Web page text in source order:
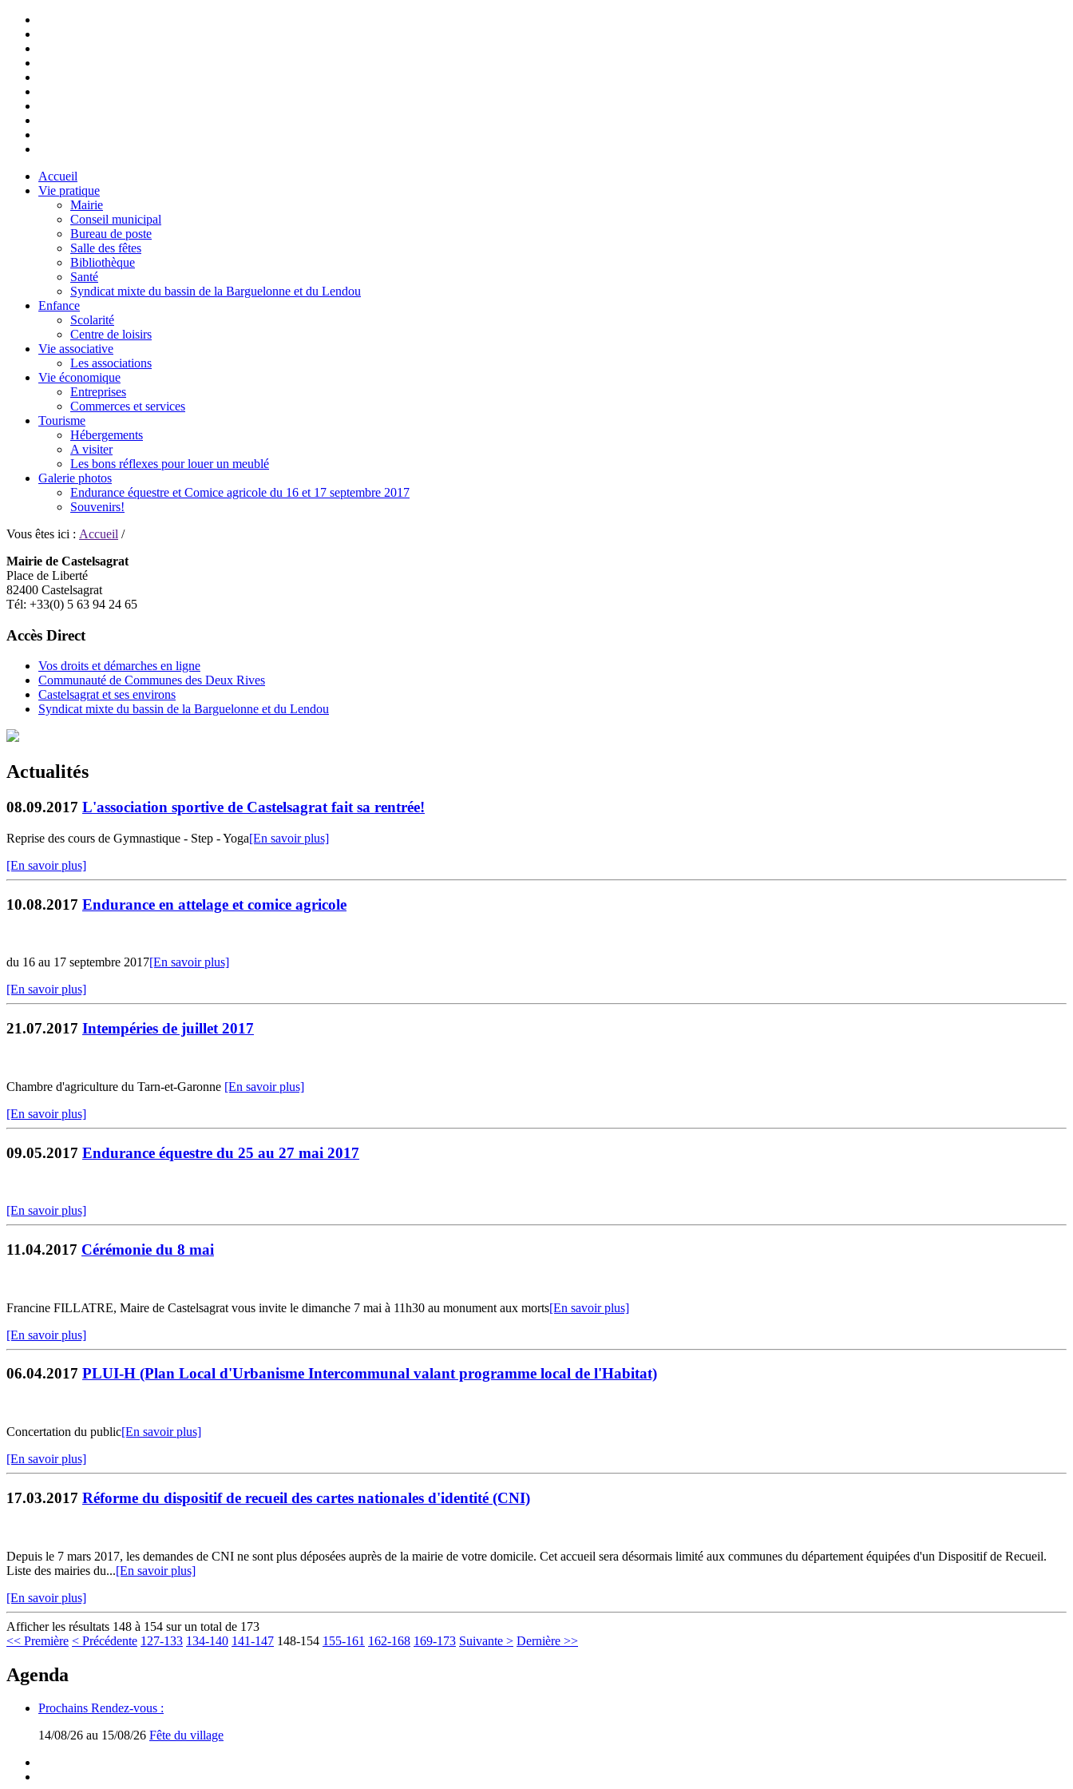
Accueil
Vie pratique
Mairie
Conseil municipal
Bureau de poste
Salle des fêtes
Bibliothèque
Santé
Syndicat mixte du bassin de la Barguelonne et du Lendou
Enfance
Scolarité
Centre de loisirs
Vie associative
Les associations
Vie économique
Entreprises
Commerces et services
Tourisme
Hébergements
A visiter
Les bons réflexes pour louer un meublé
Galerie photos
Endurance équestre et Comice agricole du 16 et 17 septembre 2017
Souvenirs!
Vous êtes ici : Accueil /
Mairie de Castelsagrat
Place de Liberté
82400 Castelsagrat
Tél: +33(0) 5 63 94 24 65
Accès Direct
Vos droits et démarches en ligne
Communauté de Communes des Deux Rives
Castelsagrat et ses environs
Syndicat mixte du bassin de la Barguelonne et du Lendou
Actualités
08.09.2017 L'association sportive de Castelsagrat fait sa rentrée!
Reprise des cours de Gymnastique - Step - Yoga[En savoir plus]
[En savoir plus]
10.08.2017 Endurance en attelage et comice agricole
du 16 au 17 septembre 2017[En savoir plus]
[En savoir plus]
21.07.2017 Intempéries de juillet 2017
Chambre d'agriculture du Tarn-et-Garonne [En savoir plus]
[En savoir plus]
09.05.2017 Endurance équestre du 25 au 27 mai 2017
[En savoir plus]
11.04.2017 Cérémonie du 8 mai
Francine FILLATRE, Maire de Castelsagrat vous invite le dimanche 7 mai à 11h30 au monument aux morts[En savoir plus]
[En savoir plus]
06.04.2017 PLUI-H (Plan Local d'Urbanisme Intercommunal valant programme local de l'Habitat)
Concertation du public[En savoir plus]
[En savoir plus]
17.03.2017 Réforme du dispositif de recueil des cartes nationales d'identité (CNI)
Depuis le 7 mars 2017, les demandes de CNI ne sont plus déposées auprès de la mairie de votre domicile. Cet accueil sera désormais limité aux communes du département équipées d'un Dispositif de Recueil.
Liste des mairies du...[En savoir plus]
[En savoir plus]
Afficher les résultats 148 à 154 sur un total de 173
<< Première < Précédente 127-133 134-140 141-147 148-154 155-161 162-168 169-173 Suivante > Dernière >>
Agenda
Prochains Rendez-vous :
14/08/26 au 15/08/26 Fête du village